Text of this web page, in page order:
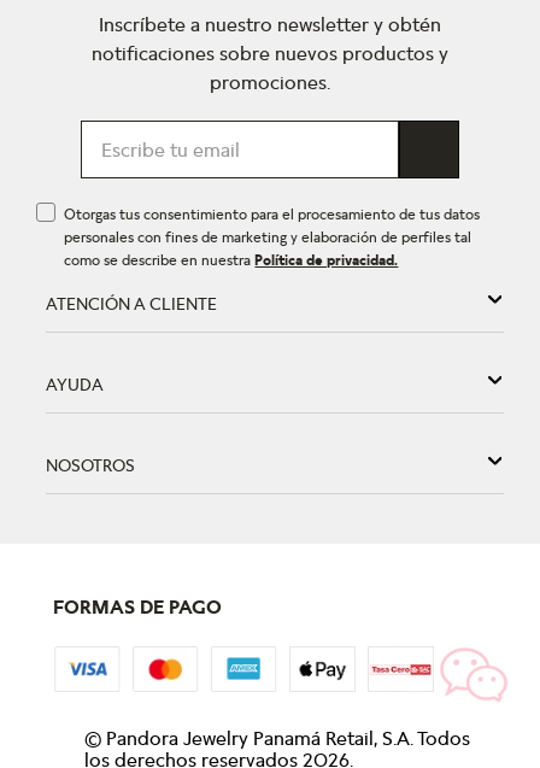
Inscríbete a nuestro newsletter y obtén
notificaciones sobre nuevos productos y
promociones.
Otorgas tus consentimiento para el procesamiento de tus datos
personales con fines de marketing y elaboración de perfiles tal
como se describe en nuestraPolítica de privacidad.
ATENCIÓN A CLIENTE
AYUDA
NOSOTROS
FORMAS DE PAGO
© Pandora Jewelry Panamá Retail, S.A. Todos
los derechos reservados 2026